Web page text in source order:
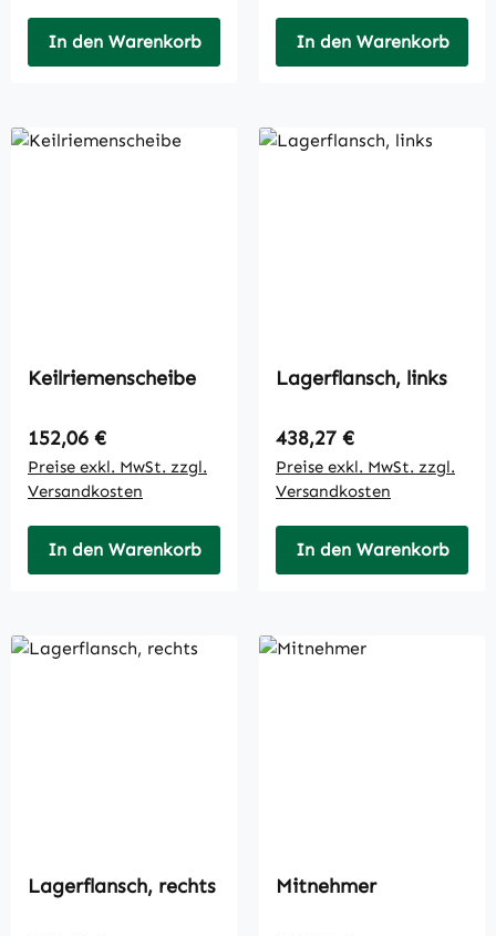
In den Warenkorb In den Warenkorb
Keilriemenscheibe
Regulärer Preis:
152,06 €
Preise exkl. MwSt. zzgl.
Versandkosten
In den Warenkorb
Lagerflansch, links
Regulärer Preis:
438,27 €
Preise exkl. MwSt. zzgl.
Versandkosten
In den Warenkorb
Lagerflansch, rechts Mitnehmer